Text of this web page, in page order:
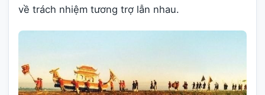
về trách nhiệm tương trợ lẫn nhau.